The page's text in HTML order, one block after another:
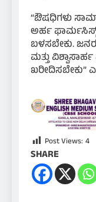
“ಔಷಧಿಗಳು
ಅರ್ಹ
ಬಳಸಬೇಕು.
ಮತ್ತು
ಖರೀದಿಸಬೇಕು”
Post Views: 4
SHARE